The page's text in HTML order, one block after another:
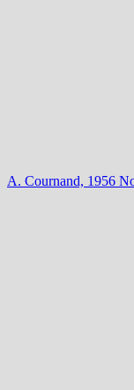
A. Cournand, 1956